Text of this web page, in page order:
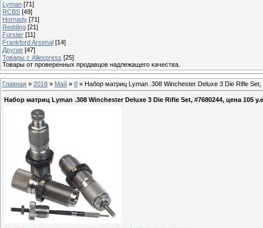
Lyman [71]
RCBS [49]
Hornady [71]
Redding [21]
Forster [11]
Frankford Arsenal [14]
Другие [47]
Товары с Aliexpress [25]
Товары от проверенных продавцов надлежащего качества.
Главная » 2018 » Май » 8 » Набор матриц Lyman .308 Winchester Deluxe 3 Die Rifle Set,
Набор матриц Lyman .308 Winchester Deluxe 3 Die Rifle Set, #7680244, цена 105 у.е